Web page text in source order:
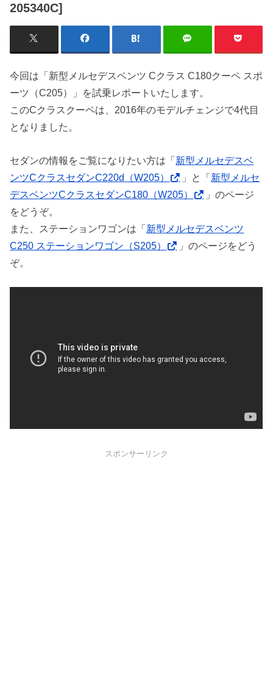
205340C]
今回は「新型メルセデスベンツ Cクラス C180クーペ スポ
ーツ（C205）」を試乗レポートいたします。
このCクラスクーペは、2016年のモデルチェンジで4代目
となりました。
セダンの情報をご覧になりたい方は「新型メルセデスベ
ンツCクラスセダンC220d（W205）
」と「新型メルセ
デスベンツCクラスセダンC180（W205）
」のページ
をどうぞ。
また、ステーションワゴンは「新型メルセデスベンツ
C250 ステーションワゴン（S205）
」のページをどう
ぞ。
スポンサーリンク